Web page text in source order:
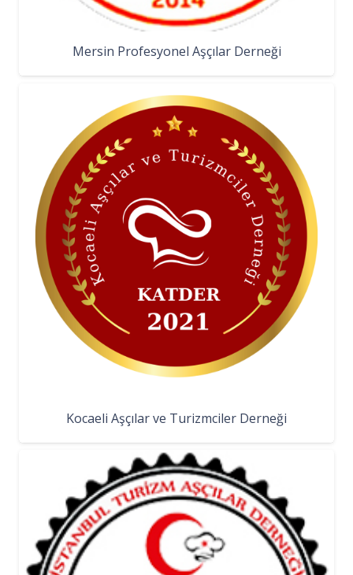
Mersin Profesyonel Aşçılar Derneği
Kocaeli Aşçılar ve Turizmciler Derneği